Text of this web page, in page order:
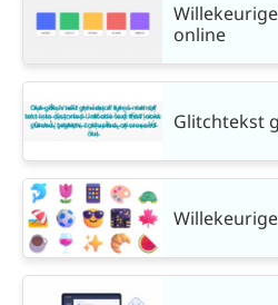
online
Glitchtekst